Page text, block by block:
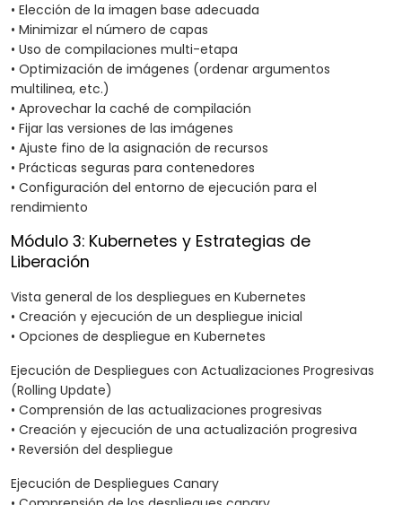
• Elección de la imagen base adecuada
• Minimizar el número de capas
• Uso de compilaciones multi-etapa
• Optimización de imágenes (ordenar argumentos
multilinea, etc.)
• Aprovechar la caché de compilación
• Fijar las versiones de las imágenes
• Ajuste fino de la asignación de recursos
• Prácticas seguras para contenedores
• Configuración del entorno de ejecución para el
rendimiento
Módulo 3: Kubernetes y Estrategias de
Liberación
Vista general de los despliegues en Kubernetes
• Creación y ejecución de un despliegue inicial
• Opciones de despliegue en Kubernetes
Ejecución de Despliegues con Actualizaciones Progresivas
(Rolling Update)
• Comprensión de las actualizaciones progresivas
• Creación y ejecución de una actualización progresiva
• Reversión del despliegue
Ejecución de Despliegues Canary